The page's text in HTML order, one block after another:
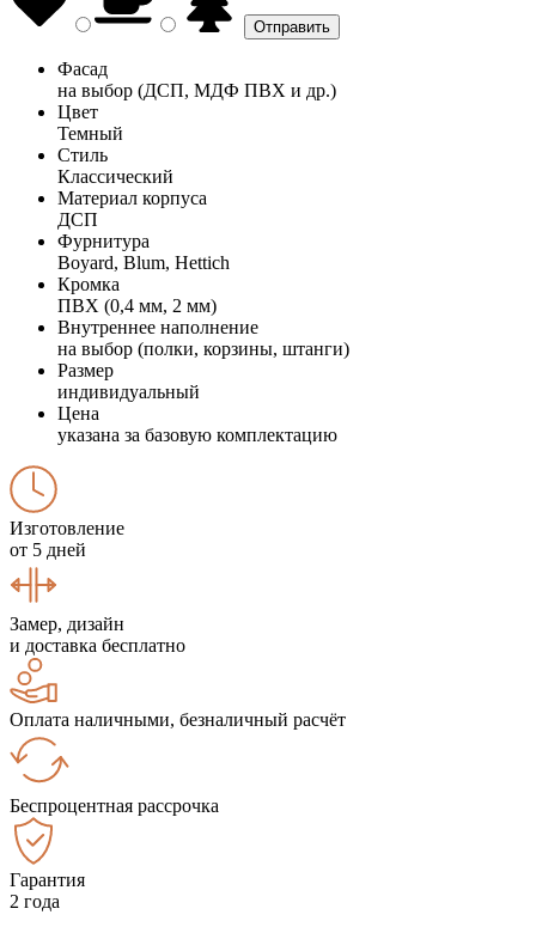
Фасад
на выбор (ДСП, МДФ ПВХ и др.)
Цвет
Темный
Стиль
Классический
Материал корпуса
ДСП
Фурнитура
Boyard, Blum, Hettich
Кромка
ПВХ (0,4 мм, 2 мм)
Внутреннее наполнение
на выбор (полки, корзины, штанги)
Размер
индивидуальный
Цена
указана за базовую комплектацию
Изготовление
от 5 дней
Замер, дизайн
и доставка бесплатно
Оплата наличными, безналичный расчёт
Беспроцентная рассрочка
Гарантия
2 года